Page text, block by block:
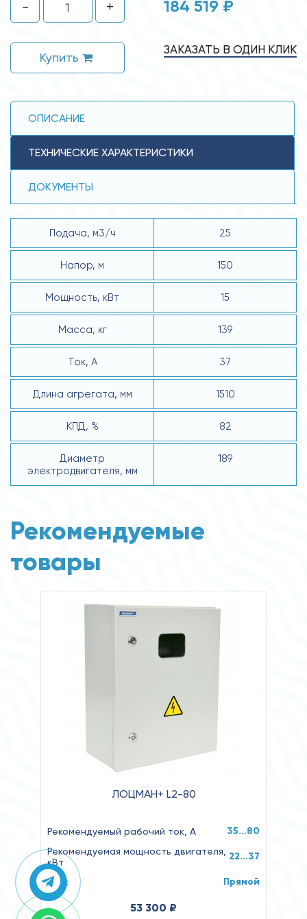
- +
Купить
184 519 ₽
ЗАКАЗАТЬ В ОДИН КЛИК
ОПИСАНИЕ
ТЕХНИЧЕСКИЕ ХАРАКТЕРИСТИКИ
ДОКУМЕНТЫ
Подача, м3/ч 25
Напор, м 150
Мощность, кВт 15
Масса, кг 139
Ток, А 37
Длина агрегата, мм 1510
КПД, % 82
Диаметр
электродвигателя, мм
189
Рекомендуемые
товары
ЛОЦМАН+ L2-80
Рекомендуемый рабочий ток, А 35…80
Рекомендуемая мощность двигателя,
кВт
22...37
Пуск Прямой
53 300 ₽